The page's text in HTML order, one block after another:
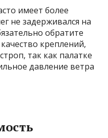
имеет более
не задерживался на
обратите
креплений,
так как палатке
давление ветра